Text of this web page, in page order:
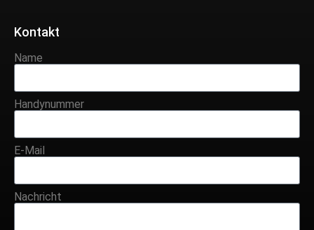
Kontakt
Name
Handynummer
E-Mail
Nachricht